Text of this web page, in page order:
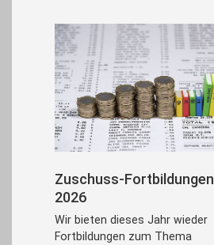
Zuschuss-Fortbildungen
2026
Wir bieten dieses Jahr wieder
Fortbildungen zum Thema